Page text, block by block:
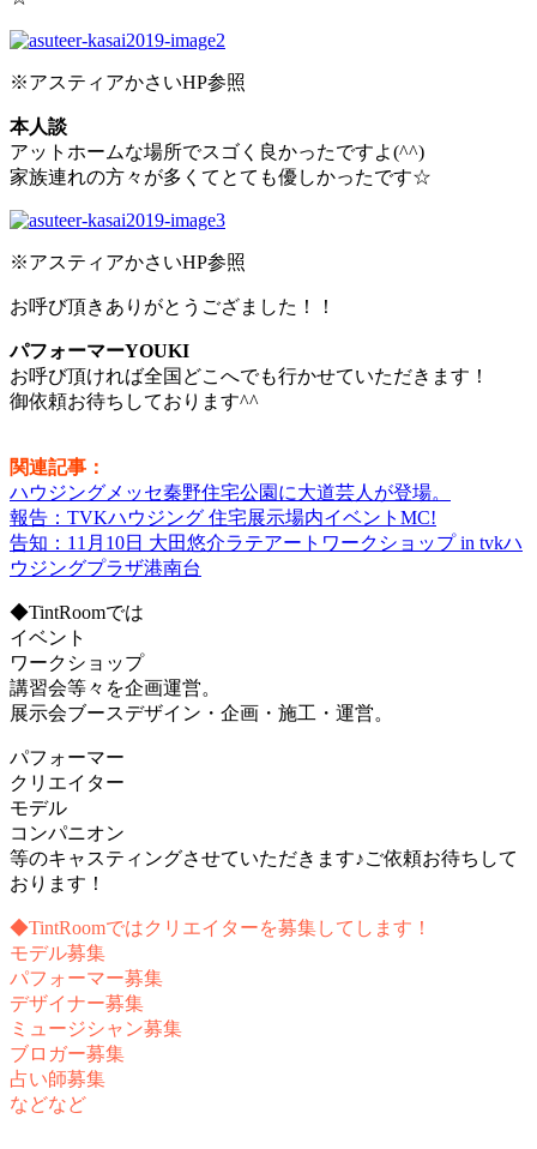
※アスティアかさいHP参照
本人談
アットホームな場所でスゴく良かったですよ(^^)
家族連れの方々が多くてとても優しかったです☆
※アスティアかさいHP参照
お呼び頂きありがとうござました！！
パフォーマーYOUKI
お呼び頂ければ全国どこへでも行かせていただきます！
御依頼お待ちしております^^
関連記事：
ハウジングメッセ秦野住宅公園に大道芸人が登場。
報告：TVKハウジング 住宅展示場内イベントMC!
告知：11月10日 大田悠介ラテアートワークショップ in tvkハ
ウジングプラザ港南台
◆TintRoomでは
イベント
ワークショップ
講習会等々を企画運営。
展示会ブースデザイン・企画・施工・運営。
パフォーマー
クリエイター
モデル
コンパニオン
等のキャスティングさせていただきます♪ご依頼お待ちして
おります！
◆TintRoomではクリエイターを募集してします！
モデル募集
パフォーマー募集
デザイナー募集
ミュージシャン募集
ブロガー募集
占い師募集
などなど